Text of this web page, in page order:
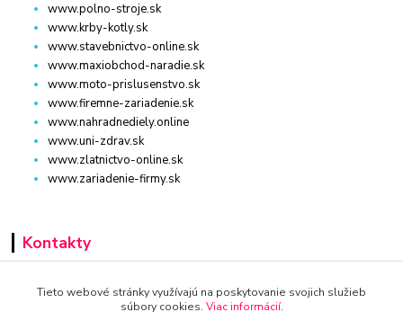
www.polno-stroje.sk
www.krby-kotly.sk
www.stavebnictvo-online.sk
www.maxiobchod-naradie.sk
www.moto-prislusenstvo.sk
www.firemne-zariadenie.sk
www.nahradnediely.online
www.uni-zdrav.sk
www.zlatnictvo-online.sk
www.zariadenie-firmy.sk
Kontakty
+421 940 949 000
Tieto webové stránky využívajú na poskytovanie svojich služieb
súbory cookies. Viac informácií.